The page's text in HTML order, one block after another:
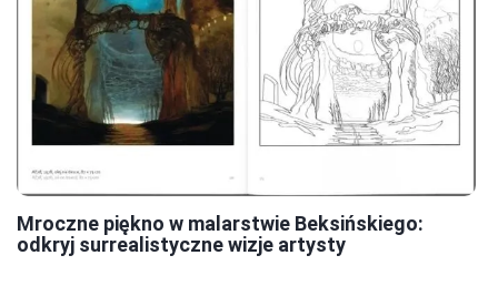
Mroczne piękno w malarstwie Beksińskiego:
odkryj surrealistyczne wizje artysty